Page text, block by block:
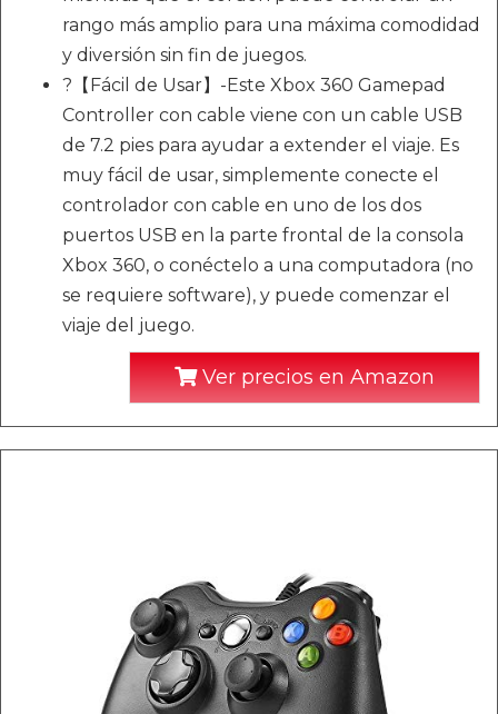
rango más amplio para una máxima comodidad
y diversión sin fin de juegos.
?【Fácil de Usar】-Este Xbox 360 Gamepad
Controller con cable viene con un cable USB
de 7.2 pies para ayudar a extender el viaje. Es
muy fácil de usar, simplemente conecte el
controlador con cable en uno de los dos
puertos USB en la parte frontal de la consola
Xbox 360, o conéctelo a una computadora (no
se requiere software), y puede comenzar el
viaje del juego.
Ver precios en Amazon